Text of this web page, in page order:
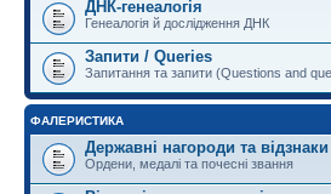
ДНК-генеалогія
Генеалогія й дослідження ДНК
Запити / Queries
Запитання та запити (Questions and
ФАЛЕРИСТИКА
Державні нагороди та
Ордени, медалі та почесні звання